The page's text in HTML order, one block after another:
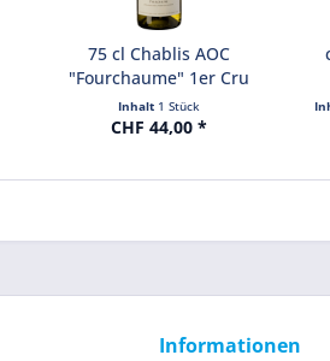
75 cl Chablis AOC
"Fourchaume" 1er Cru
Domaine...
Inhalt 1 Stück
CHF 44,00 *
Informationen